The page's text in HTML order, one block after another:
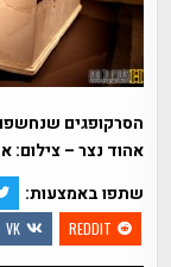
הסרקופגים שנחשפו
אהוד נצר – צילום:
שתפו באמצעות:
REDDIT
VK